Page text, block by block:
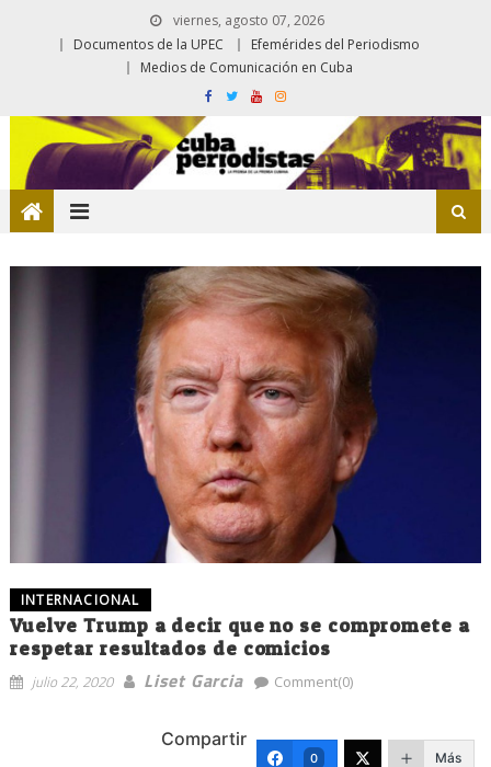
viernes, agosto 07, 2026
Documentos de la UPEC
Efemérides del Periodismo
Medios de Comunicación en Cuba
INTERNACIONAL
Vuelve Trump a decir que no se compromete a
respetar resultados de comicios
julio 22, 2020 Liset Garcia Comment(0)
Compartir
0 Más